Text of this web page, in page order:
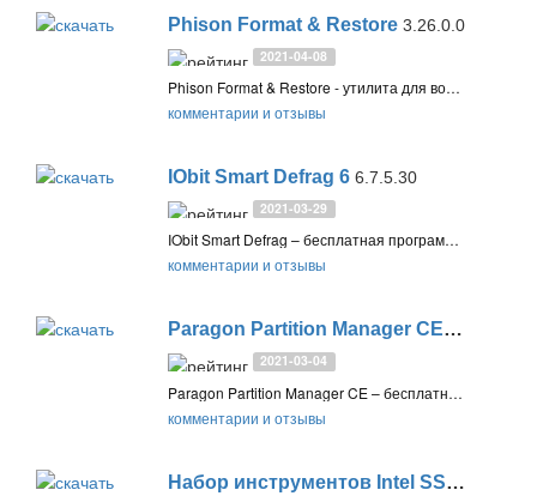
Phison Format & Restore 3.26.0.0
2021-04-08
Phison Format & Restore - утилита для восстановления и низкоуровнего форматирования USB-флэшек на контроллерах Phison. С её помощью можно попытаться восстановить неисправные и некорректно работающие съёмные USB-накопители
комментарии и отзывы
IObit Smart Defrag 6 6.7.5.30
2021-03-29
IObit Smart Defrag – бесплатная программа для оптимизации системы за счет эффективной и быстрой дефрагментации диска, позволяющей ускорить загрузку файлов и увеличить производительность жестких дисков на вашем компьютере
комментарии и отзывы
Paragon Partition Manager CE17.9.1
2021-03-04
Paragon Partition Manager CE – бесплатная программа для работы с разделами и дисками. Позволяет создавать, изменять, объединять, разделять, преобразовывать и удалять разделы
комментарии и отзывы
Набор инструментов Intel SSD Toolbox